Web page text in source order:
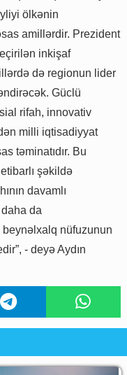
ölkənin
amillərdir. Prezident
inkişaf
illərdə də regionun lider
Güclü
rifah, innovativ
milli iqtisadiyyat
təminatıdır. Bu
şəkildə
davamlı
da
beynəlxalq nüfuzunun
- deyə Aydın